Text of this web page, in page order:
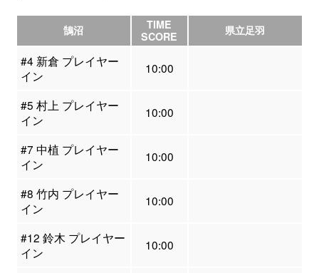
鵠沼
TIME
SCORE
県立足羽
#4 新倉 プレイヤー
イン
10:00
#5 村上 プレイヤー
イン
10:00
#7 中植 プレイヤー
イン
10:00
#8 竹内 プレイヤー
イン
10:00
#12 鈴木 プレイヤー
イン
10:00